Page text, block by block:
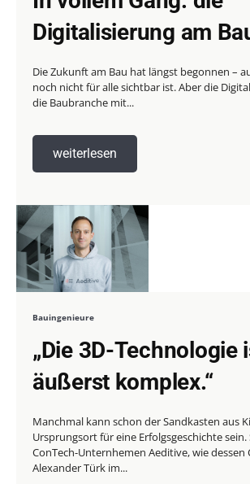
Digitalisierung am
Die Zukunft am Bau hat längst begonnen –
noch nicht für alle sichtbar ist. Aber die
die Baubranche mit...
weiterlesen
Bauingenieure
„Die 3D-Technologie
äußerst komplex.“
Manchmal kann schon der Sandkasten aus
Ursprungsort für eine Erfolgsgeschichte sein.
ConTech-Unternhemen Aeditive, wie dessen
Alexander Türk im...